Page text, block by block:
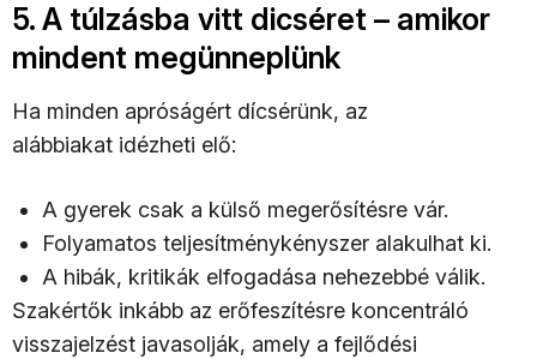
5. A túlzásba vitt dicséret – amikor
mindent megünneplünk
Ha minden apróságért dícsérünk, az
alábbiakat idézheti elő:
A gyerek csak a külső megerősítésre vár.
Folyamatos teljesítménykényszer alakulhat ki.
A hibák, kritikák elfogadása nehezebbé válik.
Szakértők inkább az erőfeszítésre koncentráló
visszajelzést javasolják, amely a fejlődési